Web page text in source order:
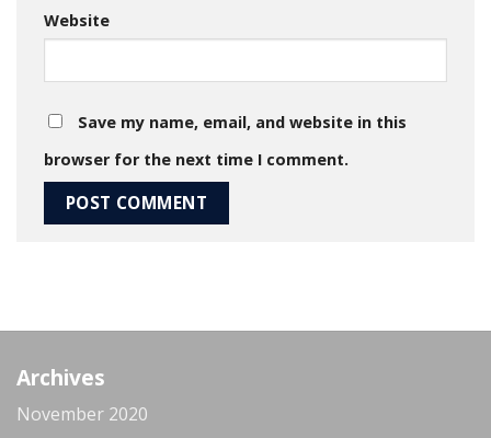
Website
Save my name, email, and website in this
browser for the next time I comment.
Archives
November 2020